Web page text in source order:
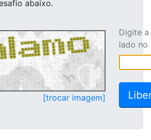
abaixo.
[trocar imagem]
Digite
lado no